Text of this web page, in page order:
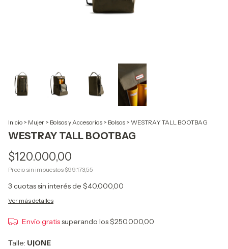
Inicio > Mujer > Bolsos y Accesorios > Bolsos > WESTRAY TALL BOOTBAG
WESTRAY TALL BOOTBAG
$120.000,00
Precio sin impuestos $99.173,55
3 cuotas sin interés de $40.000,00
Ver más detalles
Envío gratissuperando los$250.000,00
Talle: U|ONE